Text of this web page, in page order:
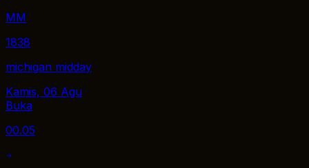
MM
1838
michigan midday
Kamis, 06 Agu
Buka
00.05